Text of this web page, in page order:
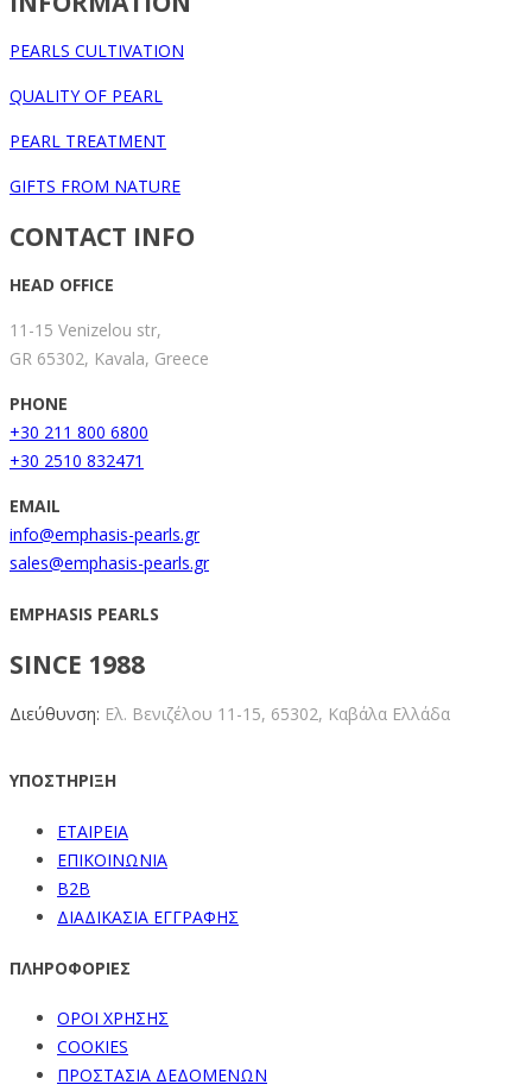
PEARLS CULTIVATION
QUALITY OF PEARL
PEARL TREATMENT
GIFTS FROM NATURE
CONTACT INFO
HEAD OFFICE
11-15 Venizelou str,
GR 65302, Kavala, Greece
PHONE
+30 211 800 6800
+30 2510 832471
EMAIL
info@emphasis-pearls.gr
sales@emphasis-pearls.gr
EMPHASIS PEARLS
SINCE 1988
Διεύθυνση: Ελ. Βενιζέλου 11-15, 65302, Καβάλα Ελλάδα
ΥΠΟΣΤΗΡΙΞΗ
ΕΤΑΙΡΕΙΑ
ΕΠΙΚΟΙΝΩΝΙΑ
B2B
ΔΙΑΔΙΚΑΣΙΑ ΕΓΓΡΑΦΗΣ
ΠΛΗΡΟΦΟΡΙΕΣ
ΟΡΟΙ ΧΡΗΣΗΣ
COOKIES
ΠΡΟΣΤΑΣΙΑ ΔΕΔΟΜΕΝΩΝ